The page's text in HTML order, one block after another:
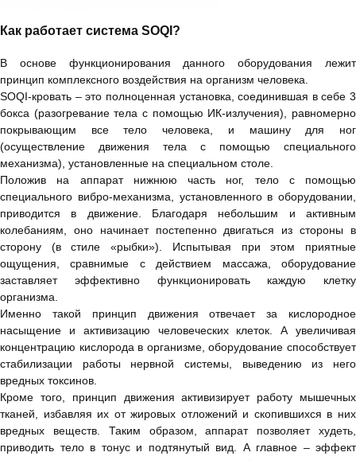
Как работает система SOQI?
В основе функционирования данного оборудования лежит
принцип комплексного воздействия на организм человека.
SOQI-кровать – это полноценная установка, соединившая в себе 3
бокса (разогревание тела с помощью ИК-излучения), равномерно
покрывающим все тело человека, и машину для ног
(осуществление движения тела с помощью специального
механизма), установленные на специальном столе.
Положив на аппарат нижнюю часть ног, тело с помощью
специального вибро-механизма, установленного в оборудовании,
приводится в движение. Благодаря небольшим и активным
колебаниям, оно начинает постепенно двигаться из стороны в
сторону (в стиле «рыбки»). Испытывая при этом приятные
ощущения, сравнимые с действием массажа, оборудование
заставляет эффективно функционировать каждую клетку
организма.
Именно такой принцип движения отвечает за кислородное
насыщение и активизацию человеческих клеток. А увеличивая
концентрацию кислорода в организме, оборудование способствует
стабилизации работы нервной системы, выведению из него
вредных токсинов.
Кроме того, принцип движения активизирует работу мышечных
тканей, избавляя их от жировых отложений и скопившихся в них
вредных веществ. Таким образом, аппарат позволяет худеть,
приводить тело в тонус и подтянутый вид. А главное – эффект